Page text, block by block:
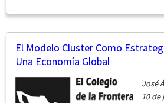
El Modelo Cluster Como
Una Economía Global
José
10 de